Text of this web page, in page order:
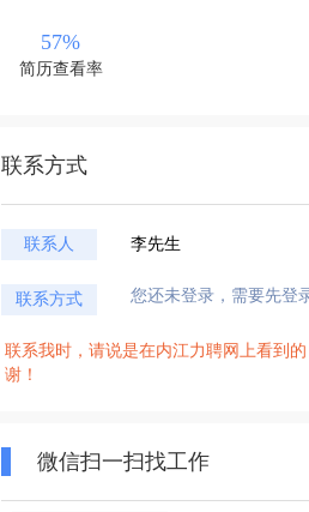
57%
简历查看率
联系方式
联系人 李先生
联系方式 您还未登录，需要先登
联系我时，请说是在内江力聘网上看到
谢！
微信扫一扫找工作